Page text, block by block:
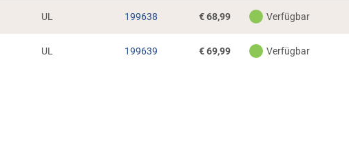
UL 199638 €68,99 Verfügbar
UL 199639 €69,99 Verfügbar